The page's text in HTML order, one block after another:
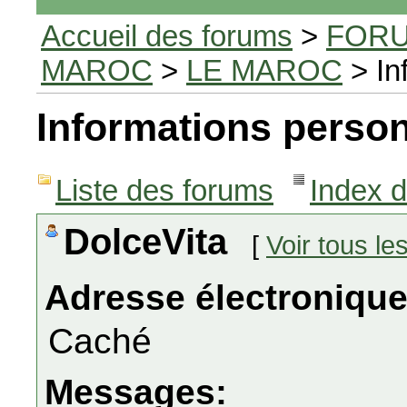
Accueil des forums >
MAROC > LE MAROC >
Informations
Liste des forums Index
DolceVita [ Voir tous
Adresse
Caché
Messages: